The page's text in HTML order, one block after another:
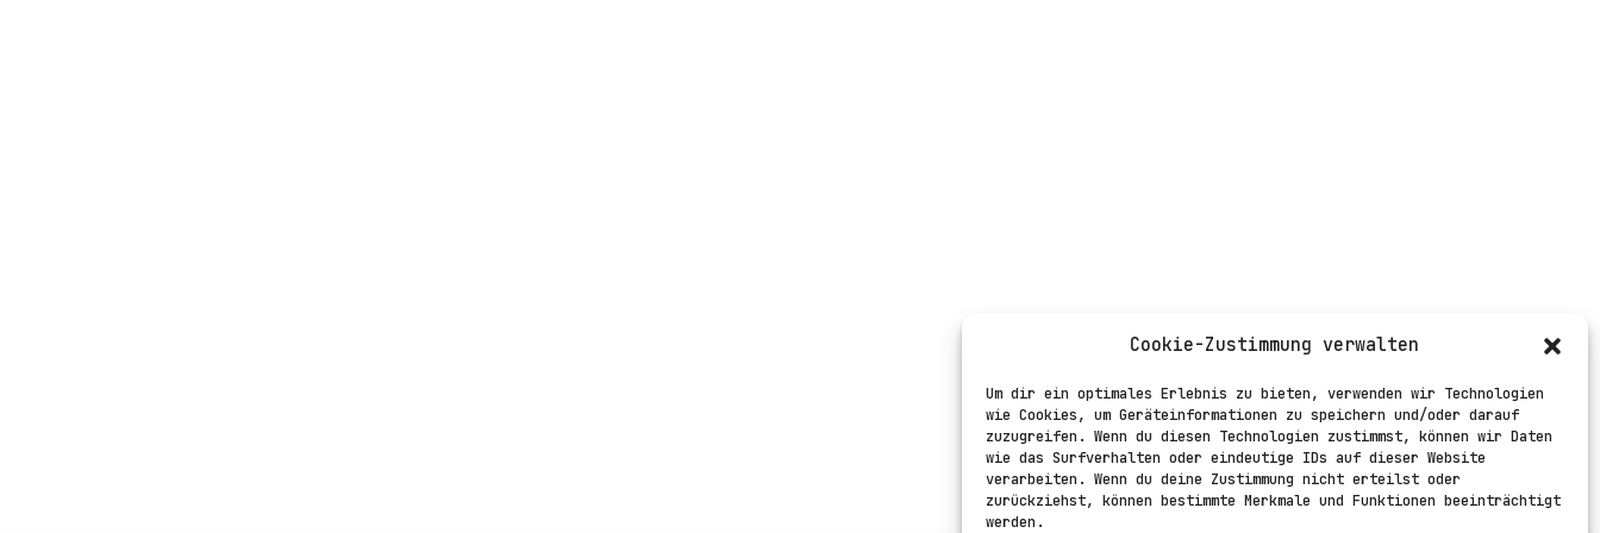
Cookie-Zustimmung verwalten
Um dir ein optimales Erlebnis zu bieten, verwenden wir Technologien
wie Cookies, um Geräteinformationen zu speichern und/oder darauf
zuzugreifen. Wenn du diesen Technologien zustimmst, können wir Daten
wie das Surfverhalten oder eindeutige IDs auf dieser Website
verarbeiten. Wenn du deine Zustimmung nicht erteilst oder
zurückziehst, können bestimmte Merkmale und Funktionen beeinträchtigt
werden.